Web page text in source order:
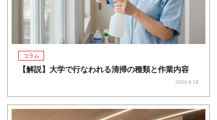
コラム
【解説】大学で行なわれる清掃の種類と作業内容
2024.9.18